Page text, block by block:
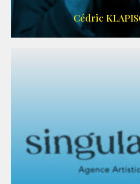
Cédric